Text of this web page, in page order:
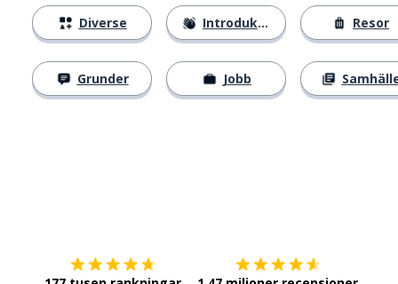
Diverse
Grunder
Introduktion
Jobb
Resor